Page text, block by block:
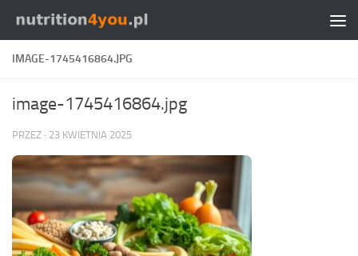
Przejdź do treści
IMAGE-1745416864.JPG
image-1745416864.jpg
PRZEZ · 23 KWIETNIA 2025